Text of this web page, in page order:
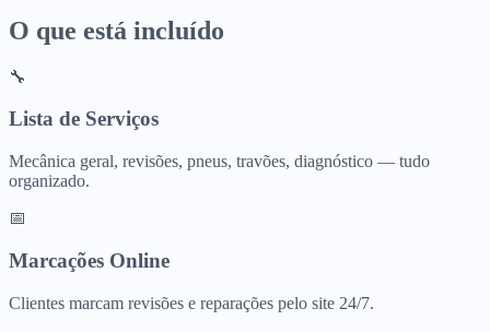
O que está incluído
🔧
Lista de Serviços
Mecânica geral, revisões, pneus, travões, diagnóstico — tudo
organizado.
📅
Marcações Online
Clientes marcam revisões e reparações pelo site 24/7.